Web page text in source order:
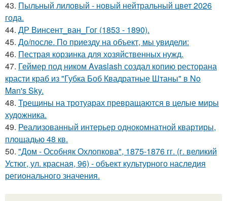
43. Пыльный лиловый - новый нейтральный цвет 2026
года.
44. ДР Винсент_ван_Гог (1853 - 1890).
45. До/после. По приезду на объект, мы увидели:
46. Пестрая корзинка для хозяйственных нужд.
47. Геймер под ником Avaslash создал копию ресторана
красти краб из "Губка Боб Квадратные Штаны" в No
Man's Sky.
48. Трещины на тротуарах превращаются в целые миры
художника.
49. Реализованный интерьер однокомнатной квартиры,
площадью 48 кв.
50. "Дом - Особняк Охлопкова", 1875-1876 гг. (г. великий
Устюг, ул. красная, 96) - объект культурного наследия
регионального значения.